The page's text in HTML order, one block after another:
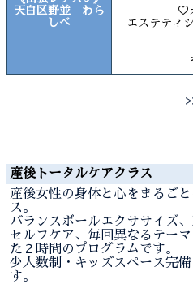
天白区野並 わら
しべ
♡
エステティ
産後トータルケアクラス
産後女性の身体と心をまるご
ス。
バランスボールエクササイズ
セルフケア、毎回異なるテー
た２時間のプログラムです。
少人数制・キッズスペース完
す。